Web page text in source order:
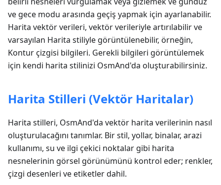
ve gece modu arasında geçiş yapmak için ayarlanabilir.
Harita vektör verileri, vektör verileriyle artırılabilir ve
varsayılan Harita stiliyle görüntülenebilir, örneğin,
Kontur çizgisi bilgileri. Gerekli bilgileri görüntülemek
için kendi harita stilinizi OsmAnd'da oluşturabilirsiniz.
Harita Stilleri (Vektör Haritalar)
Harita stilleri, OsmAnd'da vektör harita verilerinin nasıl
oluşturulacağını tanımlar. Bir stil, yollar, binalar, arazi
kullanımı, su ve ilgi çekici noktalar gibi harita
nesnelerinin görsel görünümünü kontrol eder; renkler,
çizgi desenleri ve etiketler dahil.